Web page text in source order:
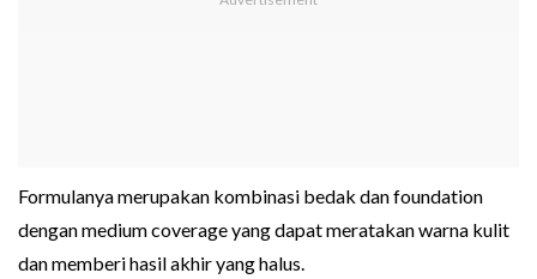
Formulanya merupakan kombinasi bedak dan foundation
dengan medium coverage yang dapat meratakan warna kulit
dan memberi hasil akhir yang halus.